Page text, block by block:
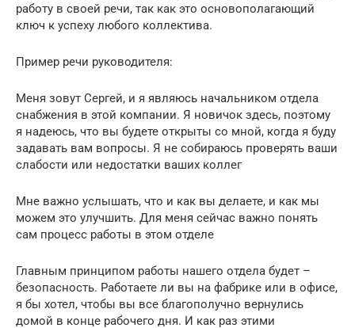
работу в своей речи, так как это основополагающий
ключ к успеху любого коллектива.
Пример речи руководителя:
Меня зовут Сергей, и я являюсь начальником отдела
снабжения в этой компании. Я новичок здесь, поэтому
я надеюсь, что вы будете открыты со мной, когда я буду
задавать вам вопросы. Я не собираюсь проверять ваши
слабости или недостатки ваших коллег
Мне важно услышать, что и как вы делаете, и как мы
можем это улучшить. Для меня сейчас важно понять
сам процесс работы в этом отделе
Главным принципом работы нашего отдела будет –
безопасность. Работаете ли вы на фабрике или в офисе,
я бы хотел, чтобы вы все благополучно вернулись
домой в конце рабочего дня. И как раз этими